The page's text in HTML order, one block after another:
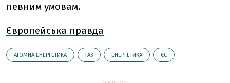
певним умовам.
Європейська правда
АТОМНА ЕНЕРГЕТИКА ГАЗ ЕНЕРГЕТИКА ЄС